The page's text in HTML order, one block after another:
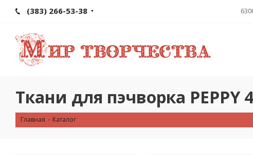
(383) 266-53-38
Ткани для пэчворка PEPPY
Главная - Каталог